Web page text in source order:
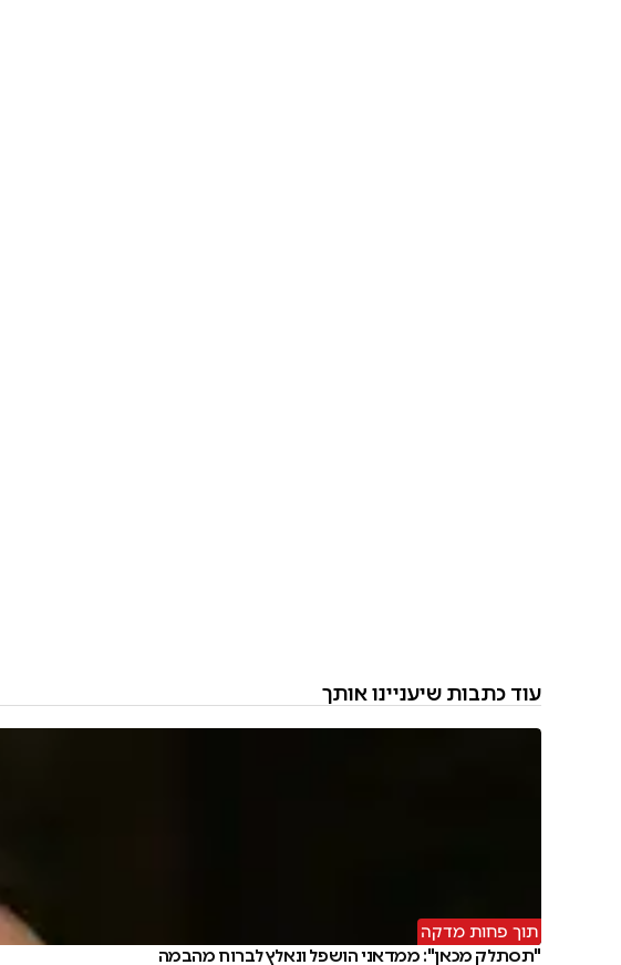
עוד כתבות שיעניינו אותך
תוך פחות מדקה
"תסתלק מכאן": ממדאני הושפל ונאלץ לברוח מהבמה